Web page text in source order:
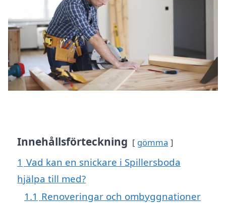
Innehållsförteckning gömma
1 Vad kan en snickare i Spillersboda
hjälpa till med?
1.1 Renoveringar och ombyggnationer